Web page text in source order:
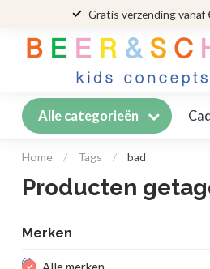
Gratis verzending vanaf
Alle categorieën
Home / Tags / bad
Producten
Merken